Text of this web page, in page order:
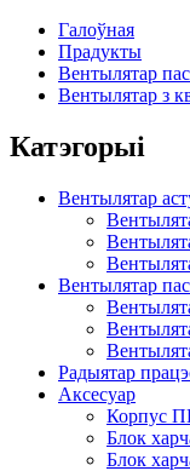
Галоўная
Прадукты
Вентылятар
Вентылятар з
Катэгорыі
Вентылятар
Вентылятар
Радыятар
Аксесуар
Корпус
Блок
Блок